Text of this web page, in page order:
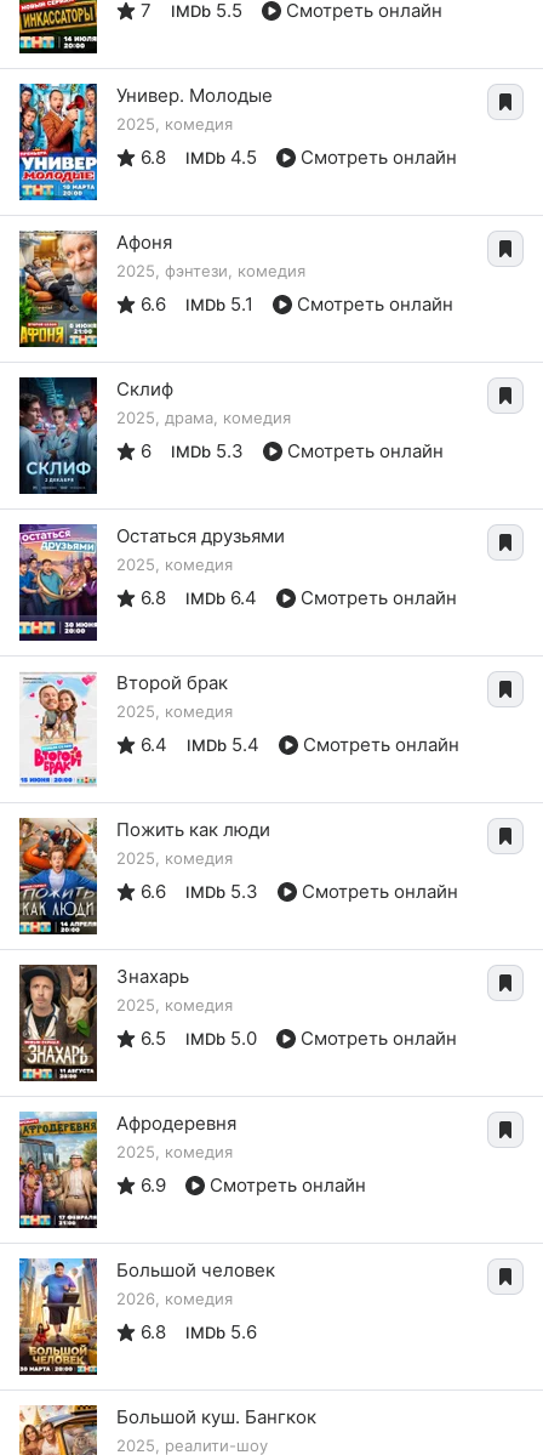
7 IMDb 5.5 Смотреть онлайн
Универ. Молодые
2025, комедия
6.8 IMDb 4.5 Смотреть онлайн
Афоня
2025, фэнтези, комедия
6.6 IMDb 5.1 Смотреть онлайн
Склиф
2025, драма, комедия
6 IMDb 5.3 Смотреть онлайн
Остаться друзьями
2025, комедия
6.8 IMDb 6.4 Смотреть онлайн
Второй брак
2025, комедия
6.4 IMDb 5.4 Смотреть онлайн
Пожить как люди
2025, комедия
6.6 IMDb 5.3 Смотреть онлайн
Знахарь
2025, комедия
6.5 IMDb 5.0 Смотреть онлайн
Афродеревня
2025, комедия
6.9 Смотреть онлайн
Большой человек
2026, комедия
6.8 IMDb 5.6
Большой куш. Бангкок
2025, реалити-шоу